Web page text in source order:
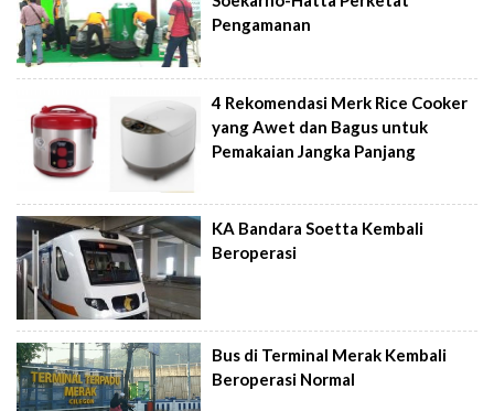
Pengamanan
4 Rekomendasi Merk Rice Cooker
yang Awet dan Bagus untuk
Pemakaian Jangka Panjang
KA Bandara Soetta Kembali
Beroperasi
Bus di Terminal Merak Kembali
Beroperasi Normal